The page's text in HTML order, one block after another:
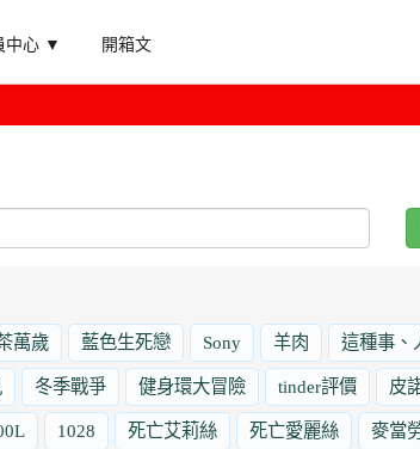
中心 ▼ 開箱文
萬歲 藍色生死戀 Sony 羊肉 這種事、
冬季戰爭 健身環大冒險 tinder評價 皮
1028 死亡艾莉絲 死亡愛麗絲 麥當